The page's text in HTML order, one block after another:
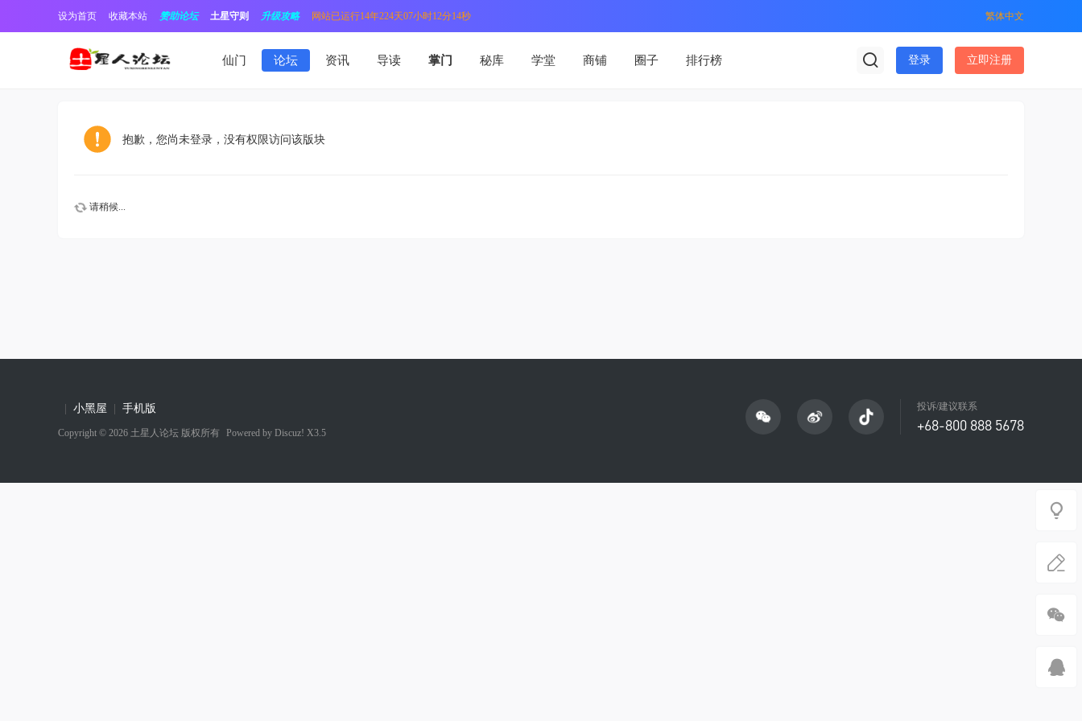
设为首页 收藏本站 赞助论坛 土星守则 升级攻略 网站已运行14年224天07小时12分15秒 繁体中文
仙门 论坛 资讯 导读 掌门 秘库 学堂 商铺 圈子 排行榜 登录 立即注册
抱歉，您尚未登录，没有权限访问该版块
请稍候...
投诉/建议联系
+68-800 888 5678
小黑屋 手机版
Copyright © 2026 土星人论坛 版权所有 Powered by Discuz! X3.5